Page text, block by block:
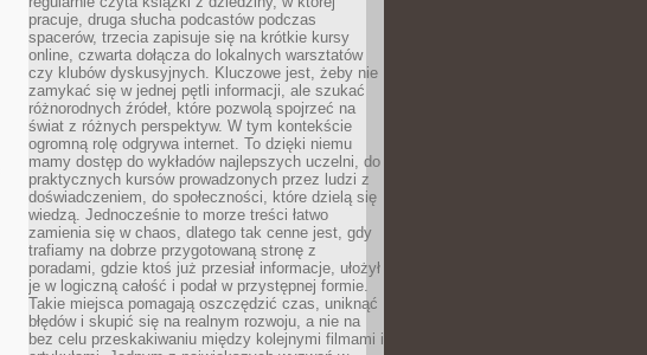
pracuje, druga słucha podcastów podczas
spacerów, trzecia zapisuje się na krótkie kursy
online, czwarta dołącza do lokalnych warsztatów
czy klubów dyskusyjnych. Kluczowe jest, żeby nie
zamykać się w jednej pętli informacji, ale szukać
różnorodnych źródeł, które pozwolą spojrzeć na
świat z różnych perspektyw. W tym kontekście
ogromną rolę odgrywa internet. To dzięki niemu
mamy dostęp do wykładów najlepszych uczelni, do
praktycznych kursów prowadzonych przez ludzi z
doświadczeniem, do społeczności, które dzielą się
wiedzą. Jednocześnie to morze treści łatwo
zamienia się w chaos, dlatego tak cenne jest, gdy
trafiamy na dobrze przygotowaną stronę z
poradami, gdzie ktoś już przesiał informacje, ułożył
je w logiczną całość i podał w przystępnej formie.
Takie miejsca pomagają oszczędzić czas, uniknąć
błędów i skupić się na realnym rozwoju, a nie na
bez celu przeskakiwaniu między kolejnymi filmami i